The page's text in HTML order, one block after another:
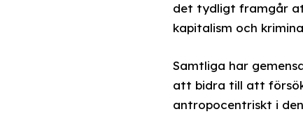
det tydligt framgår
kapitalism och
Samtliga har
att bidra till att
antropocentriskt i